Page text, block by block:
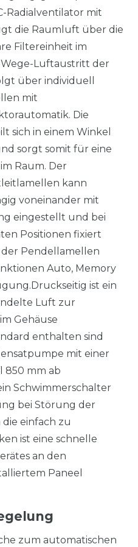
Radialventilator mit
die Raumluft über die
Filtereinheit im
Wege-Luftaustritt der
über individuell
mit
Die
sich in einem Winkel
sorgt somit für eine
Raum. Der
kann
voneinander mit
eingestellt und bei
Positionen fixiert
Pendellamellen
Auto, Memory
ist ein
Luft zur
Gehäuse
enthalten sind
mit einer
850 mm ab
Schwimmerschalter
bei Störung der
einfach zu
ist eine schnelle
an den
Paneel
zum automatischen